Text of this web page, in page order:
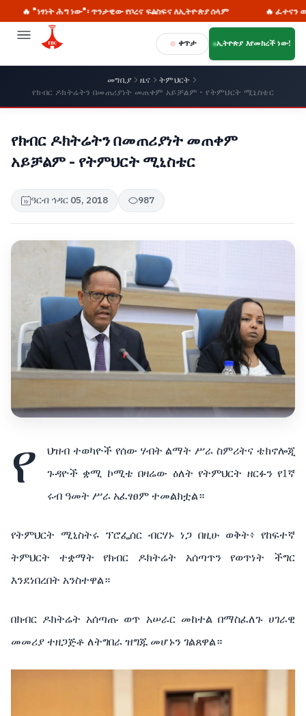
ሕግ ነው"፡ ጥንታዊው የቦረና ፍልስፍና ለኢትዮጵያ ሰላም 🔥 ፈተናን ወደ ዕድል፡
ቀጥታ ኢትዮጵያ እየመከረች ነው!
መግቢያ ዜና
ትምህርት
የክብር ዶክትሬትን በመጠሪያነት መጠቀም አይቻልም - የትምህርት ሚኒስቴር
የክብር ዶክትሬትን በመጠሪያነት መጠቀም
አይቻልም - የትምህርት ሚኒስቴር
ዓርብ ኅዳር 05, 2018 987
የ ህዝብ ተወካዮች የሰው ሃብት ልማት ሥራ ስምሪትና ቴክኖሎጂ
ጉዳዮች ቋሚ ኮሚቴ በዛሬው ዕለት የትምህርት ዘርፉን የ1 ኛ
ሩብ ዓመት ሥራ አፈፃፀም ተመልክቷል።
የትምህርት ሚኒስትሩ ፕሮፌሰር ብርሃኑ ነጋ በዚሁ ወቅት፥ የከፍተኛ
ትምህርት
ተቋማት የክብር ዶክትሬት አሰጣጥንየወጥነት ችግር
እንደነበረበት አንስተዋል።
በክብር ዶክትሬት አሰጣጡ ወጥ አሠራር መከተል በማስፈለጉ ሀገራዊ
መመሪያ ተዘጋጅቶ ለትግበራ ዝግጁ መሆኑን ገልጸዋል።